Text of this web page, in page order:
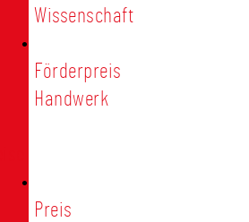
Wissenschaft
Förderpreis
Handwerk
Preis